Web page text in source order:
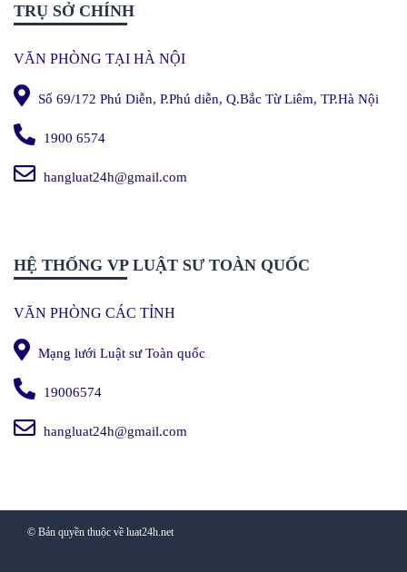
TRỤ SỞ CHÍNH
VĂN PHÒNG TẠI HÀ NỘI
Số 69/172 Phú Diễn, P.Phú diễn, Q.Bắc Từ Liêm, TP.Hà Nội
1900 6574
hangluat24h@gmail.com
HỆ THỐNG VP LUẬT SƯ TOÀN QUỐC
VĂN PHÒNG CÁC TỈNH
Mạng lưới Luật sư Toàn quốc
19006574
hangluat24h@gmail.com
© Bản quyền thuộc về luat24h.net